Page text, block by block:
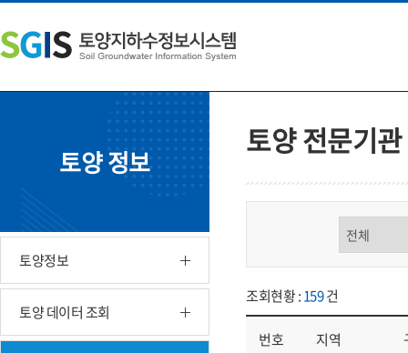
문
내
용
쪽
메
뉴
단
주
소
토양 정보
토양정보
토양 데이터 조회
토양 전문기관
조회현황 :159건
번호 지역